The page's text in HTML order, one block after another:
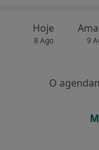
Hoje
8 Ago 9
O